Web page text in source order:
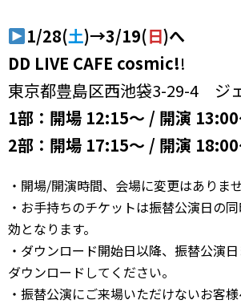
1/28(土)→3/19(日)へ
DD LIVE CAFE cosmic!!
東京都豊島区西池袋3-29-4 ジ
1部：開場 12:15〜 / 開演
2部：開場 17:15〜 / 開演
・開場/開演時間、会場に変更はありませ
・お手持ちのチケットは振替公演日の
効となります。
・ダウンロード開始日以降、振替公演
ダウンロードしてください。
・振替公演にご来場いただけないお客